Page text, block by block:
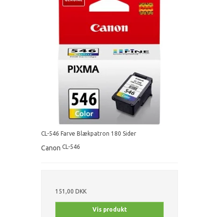
CL-546 Farve Blækpatron 180 Sider
Canon CL-546
151,00 DKK
Vis produkt